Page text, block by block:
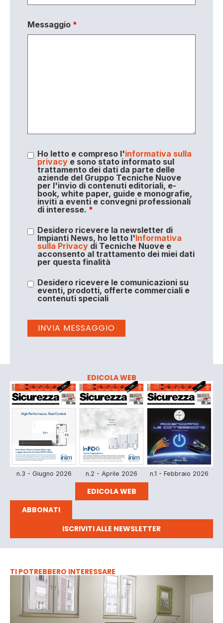
Messaggio *
Ho letto e compreso l'informativa sulla
privacye sono stato informato sul
trattamento dei dati da parte delle
aziende del Gruppo Tecniche Nuove
per l'invio di contenuti editoriali, e-
book, white paper, guide e monografie,
inviti a eventi e convegni professionali
di interesse. *
Desidero ricevere la newsletter di
Impianti News, ho letto l'Informativa
sulla Privacydi Tecniche Nuove e
acconsento al trattamento dei miei dati
per questa finalità
Desidero ricevere le comunicazioni su
eventi, prodotti, offerte commerciali e
contenuti speciali
EDICOLA WEB
n.3 - Giugno 2026 n.2 - Aprile 2026 n.1 - Febbraio 2026
EDICOLA WEB
ABBONATI
ISCRIVITI ALLE NEWSLETTER
TI POTREBBERO INTERESSARE